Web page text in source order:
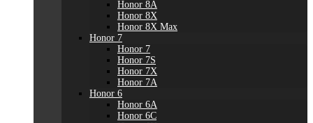
Honor 8A
Honor 8X
Honor 8X Max
Honor 7
Honor 7
Honor 7S
Honor 7X
Honor 7A
Honor 6
Honor 6A
Honor 6C